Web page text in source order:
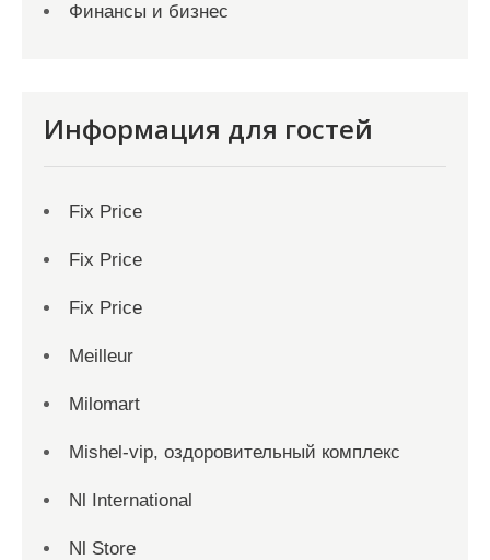
Финансы и бизнес
Информация для гостей
Fix Price
Fix Price
Fix Price
Meilleur
Milomart
Mishel-vip, оздоровительный комплекс
Nl International
Nl Store